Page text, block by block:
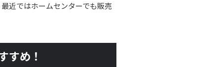
近ではホームセンターでも販売
すめ！